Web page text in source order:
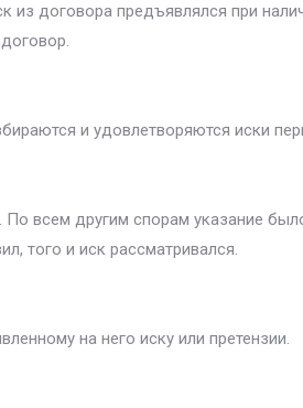
договора предъявлялся при
и удовлетворяются иски
всем другим спорам указание
того и иск рассматривался.
на него иску или претензии.